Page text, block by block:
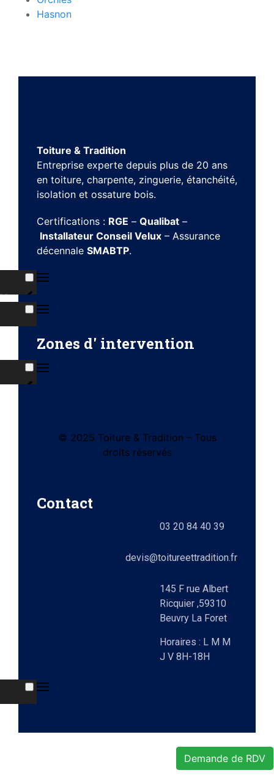
Demande de RDV
Hasnon
Toiture & Tradition
Entreprise experte depuis plus de 20 ans
en toiture, charpente, zinguerie, étanchéité,
isolation et ossature bois.
Certifications : RGE – Qualibat –
Installateur Conseil Velux – Assurance
décennale SMABTP.
Zones d' intervention
© 2025 Toiture & Tradition – Tous
droits réservés
Contact
03 20 84 40 39
devis@toitureettradition.fr
145 F rue Albert
Ricquier ,59310
Beuvry La Foret
Horaires : L M M
J V 8H-18H